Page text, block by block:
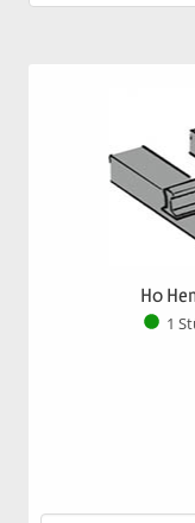
H0
1